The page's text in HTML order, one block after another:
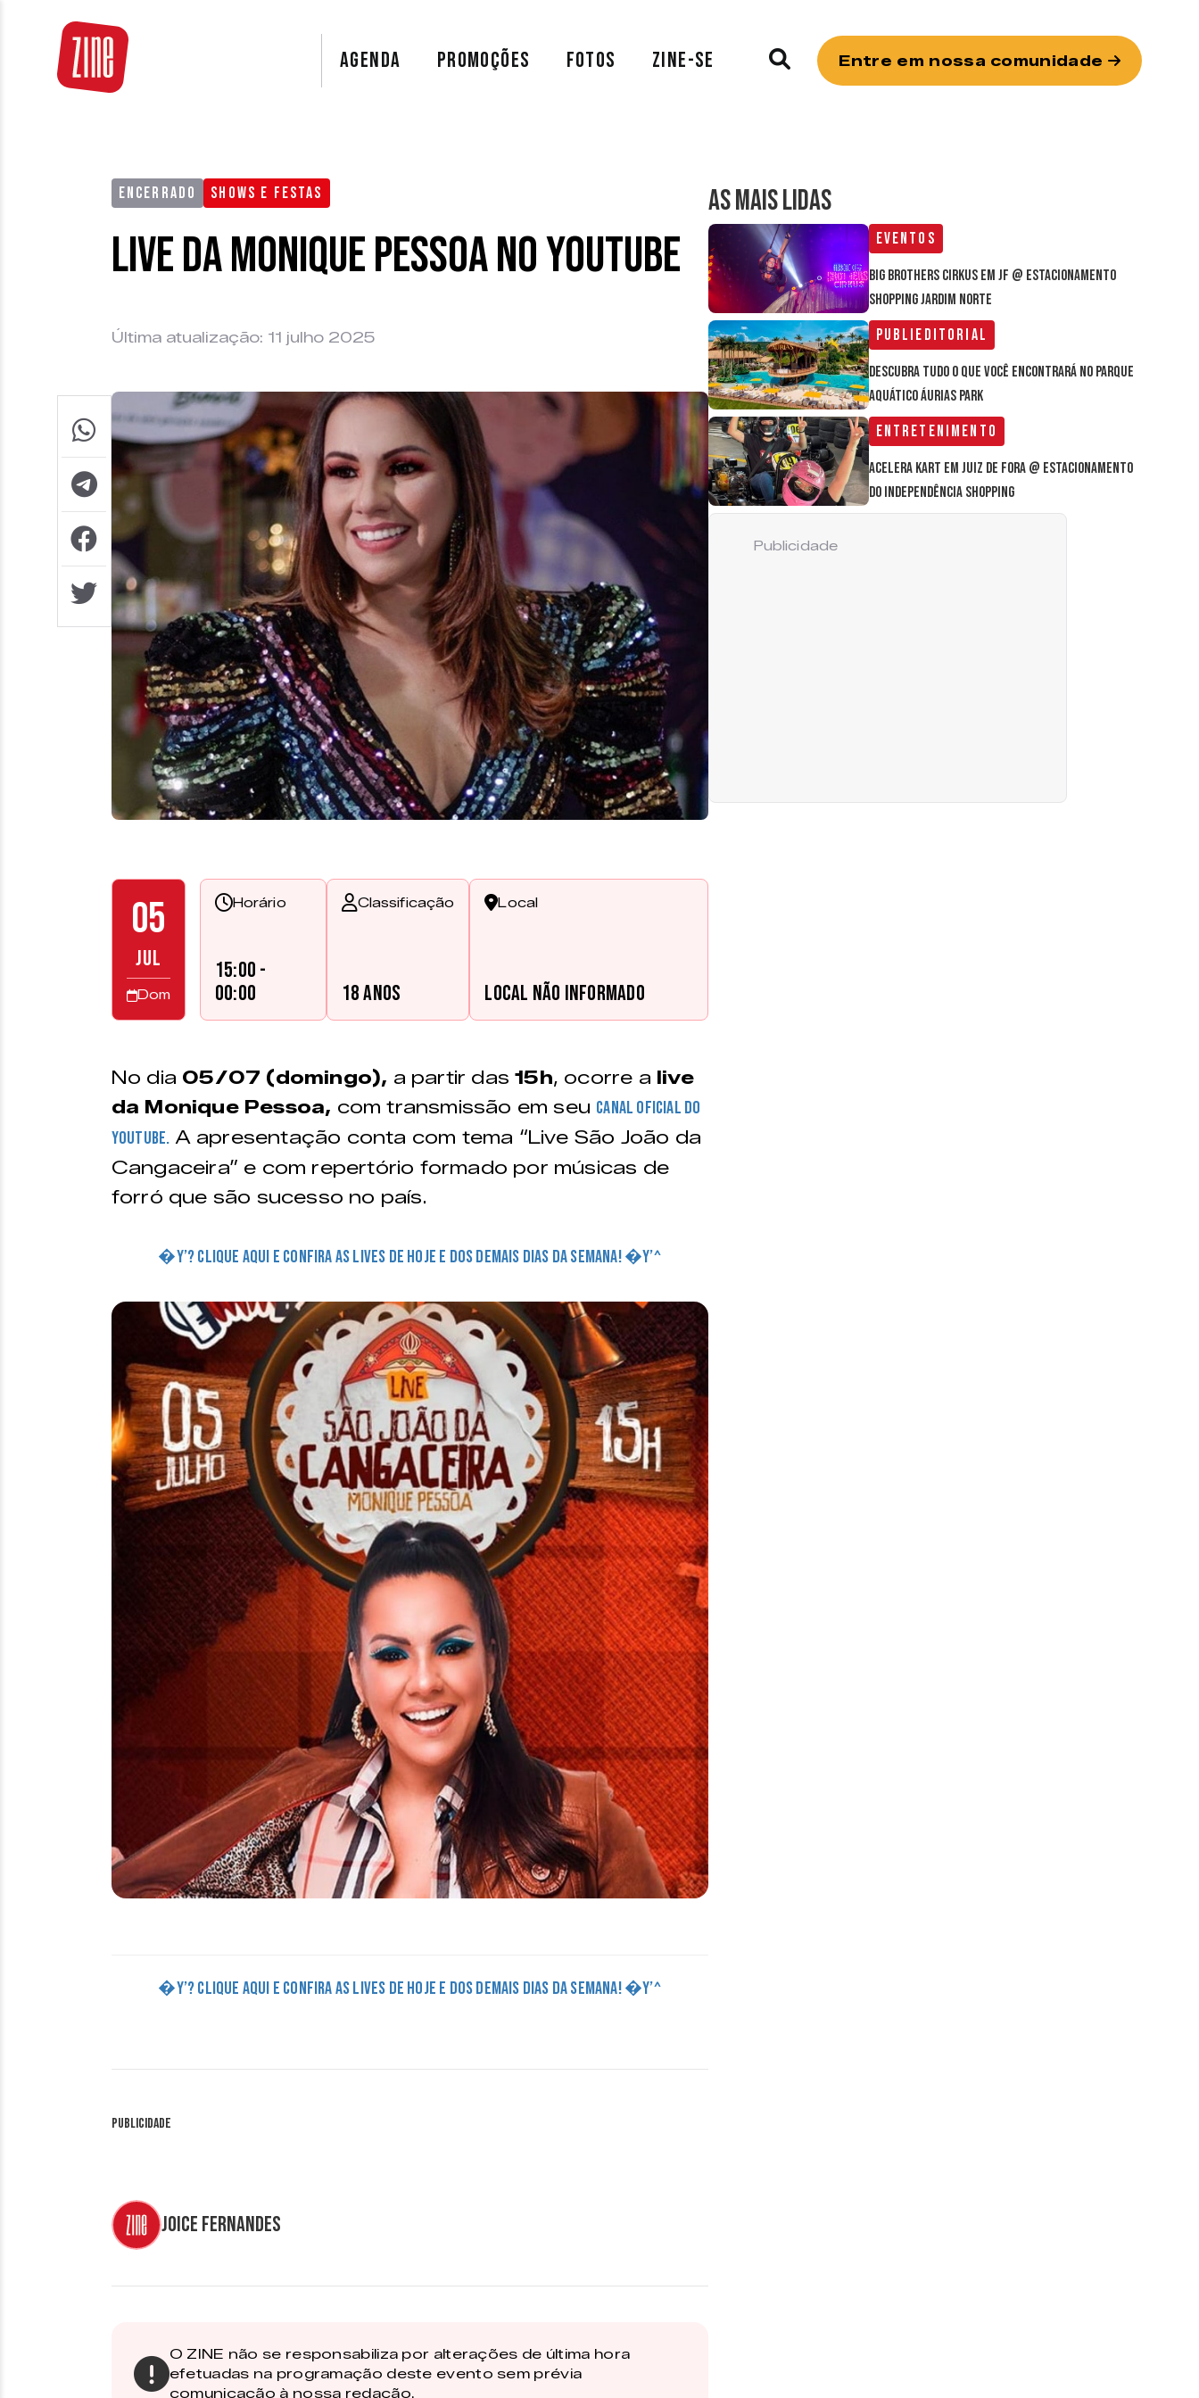
AGENDA PROMOÇÕES FOTOS ZINE-SE Entre em nossa comunidade
ENCERRADO SHOWS E FESTAS
Live da Monique Pessoa no Youtube
Última atualização: 11 julho 2025
05
JUL
Dom
Horário
15:00 -
00:00
Classificação
18 anos
Local
Local não informado
No dia 05/07 (domingo), a partir das 15h, ocorre a live
da Monique Pessoa, com transmissão em seu canal oficial do
Youtube. A apresentação conta com tema “Live São João da
Cangaceira” e com repertório formado por músicas de
forró que são sucesso no país.
�Y’? CLIQUE AQUI E CONFIRA AS LIVES DE HOJE E DOS DEMAIS DIAS DA SEMANA! �Y’^
�Y’? CLIQUE AQUI E CONFIRA AS LIVES DE HOJE E DOS DEMAIS DIAS DA SEMANA! �Y’^
Publicidade
Joice Fernandes
O ZINE não se responsabiliza por alterações de última hora
efetuadas na programação deste evento sem prévia
comunicação à nossa redação.
AS MAIS LIDAS
Eventos
Big Brothers Cirkus em JF @ estacionamento
Shopping Jardim Norte
Publieditorial
Descubra tudo o que você encontrará no parque
aquático Áurias Park
Entretenimento
Acelera Kart em Juiz de Fora @ estacionamento
do Independência Shopping
Publicidade